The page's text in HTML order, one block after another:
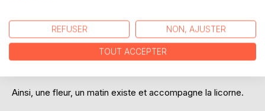
transparente.
Le bleu est par excellence, la couleur des arts, et la licorne
autorise la nuit même bleue. La licorne se balade sur les
rives de l’horizon, laissant derrière elle, des poussières
Ainsi, une fleur, un matin existe et accompagne la licorne.
REFUSER NON, AJUSTER
TOUT ACCEPTER